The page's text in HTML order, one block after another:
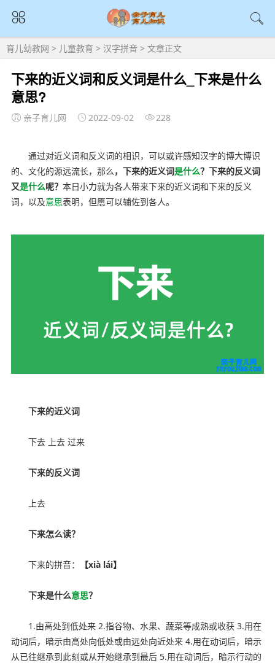
育儿幼教网 > 儿童教育 > 汉字拼音 > 文章正文
下来的近义词和反义词是什么_下来是什么
意思?
亲子育儿网 2022-09-02 228
通过对近义词和反义词的相识，可以或许感知汉字的博大博识
的、文化的源远流长，那么，下来的近义词是什么？下来的反义词
又是什么呢？ 本日小力就为各人带来下来的近义词和下来的反义
词，以及意思表明，但愿可以辅佐到各人。
下来的近义词
下去 上去 过来
下来的反义词
上去
下来怎么读？
下来的拼音： 【xià lái】
下来是什么意思？
1.由高处到低处来 2.指谷物、水果、蔬菜等成熟或收获 3.用在
动词后，暗示由高处向低处或由远处向近处来 4.用在动词后，暗示
从已往继承到此刻或从开始继承到最后 5.用在动词后，暗示行动的